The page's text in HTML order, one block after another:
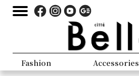
Fashion Accessories